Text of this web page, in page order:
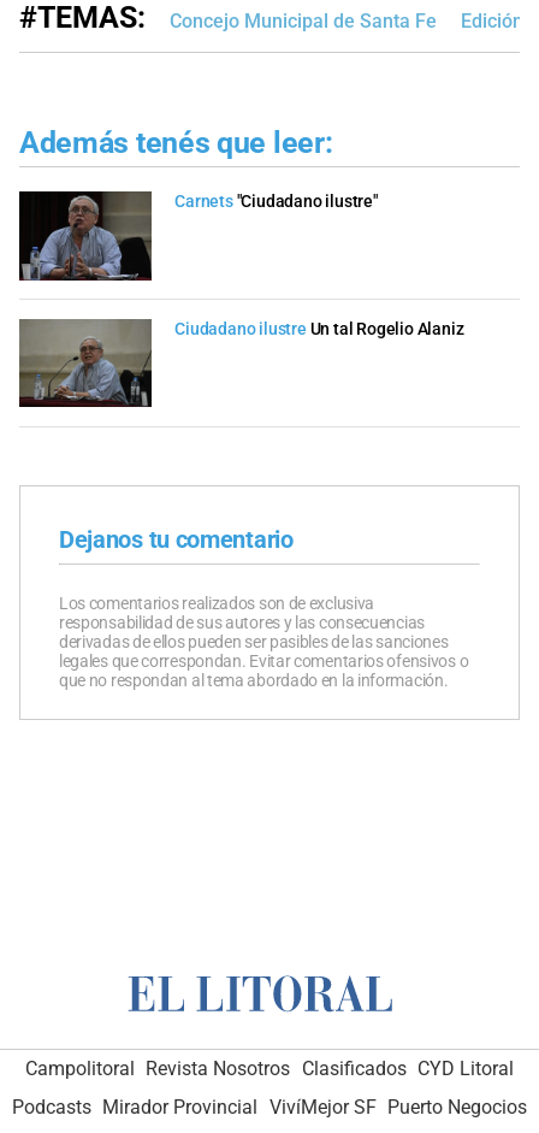
#TEMAS: Concejo Municipal de Santa Fe Edición
Además tenés que leer:
Carnets"Ciudadano ilustre"
Ciudadano ilustre Un tal Rogelio Alaniz
Dejanos tu comentario
Los comentarios realizados son de exclusiva
responsabilidad de sus autores y las consecuencias
derivadas de ellos pueden ser pasibles de las sanciones
legales que correspondan. Evitar comentarios ofensivos o
que no respondan al tema abordado en la información.
Campolitoral Revista Nosotros Clasificados CYD Litoral
Podcasts Mirador Provincial VivíMejor SF Puerto Negocios